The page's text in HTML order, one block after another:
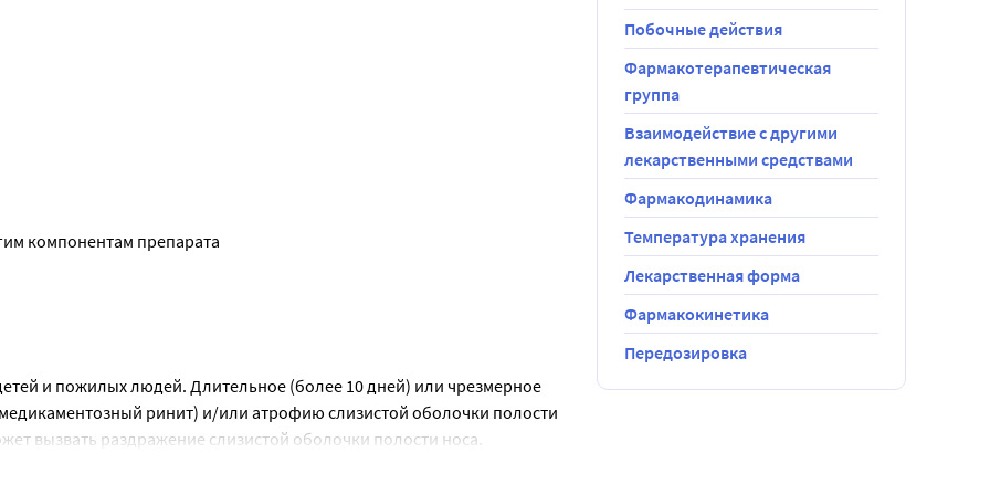
ходах.
эдетата дигидрат 0,5 мг
компонентам препарата
и пожилых людей. Длительное (более 10 дней) или чрезмерное
ринит) и/или атрофию слизистой оболочки полости
вызвать раздражение слизистой оболочки полости носа.
Побочные действия
Фармакотерапевтическая
группа
Взаимодействие с другими
лекарственными средствами
Фармакодинамика
Температура хранения
Лекарственная форма
Фармакокинетика
Передозировка